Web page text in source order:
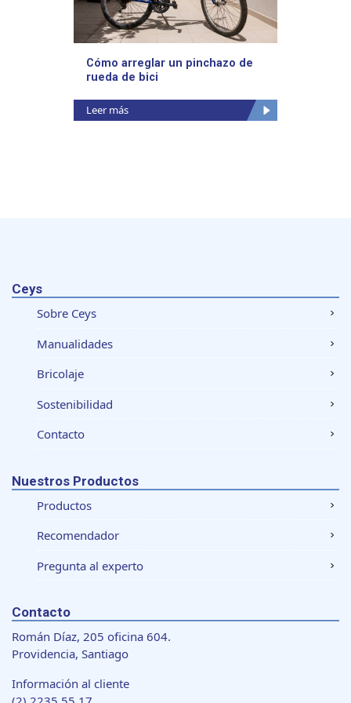
Cómo arreglar un pinchazo de
rueda de bici
Leer más
Ceys
Sobre Ceys
Manualidades
Bricolaje
Sostenibilidad
Contacto
Nuestros Productos
Productos
Recomendador
Pregunta al experto
Contacto
Román Díaz, 205 oficina 604.
Providencia, Santiago
Información al cliente